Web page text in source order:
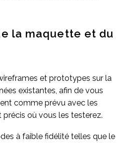
la maquette et du
et prototypes sur la
existantes, afin de vous
comme prévu avec les
où vous les testerez.
à faible fidélité telles que le